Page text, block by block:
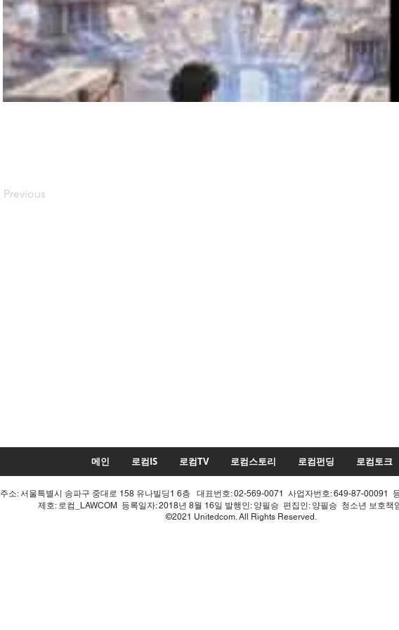
Previous
메인 로컴IS 로컴TV 로컴스토리 로컴펀딩 로컴토크
주소: 서울특별시 송파구 중대로 158 유나빌딩1 6층 대표번호: 02-569-0071 사업자번호: 649-87-00091
제호: 로컴_LAWCOM 등록일자: 2018년 8월 16일 발행인: 양필승 편집인: 양필승 청소년 보호
©2021 Unitedcom. All Rights Reserved.